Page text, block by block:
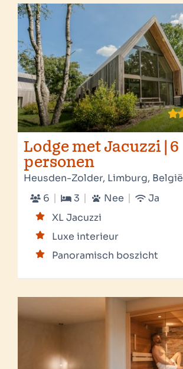
Lodge met Jacuzzi | 6
personen
Heusden-Zolder, Limburg, België
6
3 Nee
Ja
XL Jacuzzi
Luxe interieur
Panoramisch boszicht